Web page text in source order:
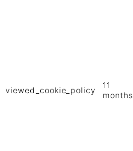
viewed_cookie_policy
11
months